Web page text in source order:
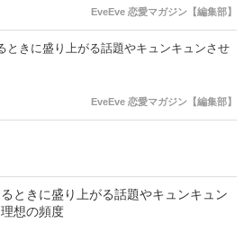
EveEve 恋愛マガジン【編集部】
ときに盛り上がる話題やキュンキュンさせ
EveEve 恋愛マガジン【編集部】
ときに盛り上がる話題やキュンキュン
想の頻度